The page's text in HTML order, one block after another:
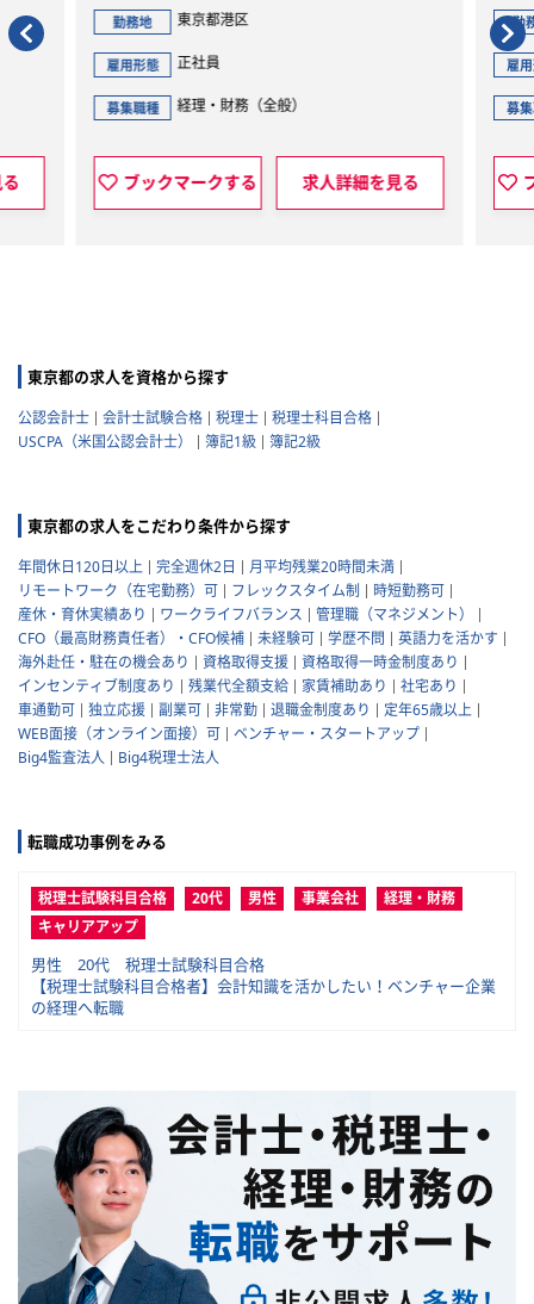
勤務地 東京都港区
雇用形態 正社員
募集職種 経理・財務（全般）
ブックマークする 求人詳細を見る
勤
雇
募
東京都の求人を資格から探す
公認会計士 会計士試験合格 税理士
税理士科目合格
USCPA（米国公認会計士）
簿記1級 簿記2級
東京都の求人をこだわり条件から探す
年間休日120日以上 完全週休2日
月平均残業20時間未満
リモートワーク（在宅勤務）可
フレックスタイム制
時短勤務可
産休・育休実績あり
ワークライフバランス
管理職（マネジメント）
CFO（最高財務責任者）・CFO候補
未経験可 学歴不問
英語力を活かす
海外赴任・駐在の機会あり
資格取得支援
資格取得一時金制度あり
インセンティブ制度あり
残業代全額支給 家賃補助あり
社宅あり
車通勤可
独立応援 副業可 非常勤 退職金制度あり
定年65歳以上
WEB面接（オンライン面接）可
ベンチャー・スタートアップ
Big4監査法人
Big4税理士法人
転職成功事例をみる
税理士試験科目合格 20代 男性 事業会社
経理・財務
キャリアアップ
男性 20代 税理士試験科目合格
【税理士試験科目合格者】会計知識を活かしたい！ベンチャー企業
の経理へ転職